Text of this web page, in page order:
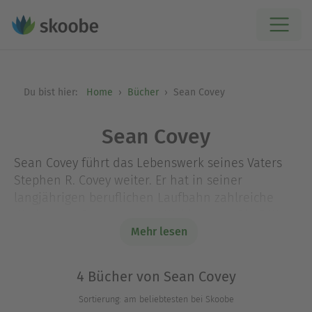
Du bist hier: Home Bücher Sean Covey
Sean Covey
Sean Covey führt das Lebenswerk seines Vaters
Stephen R. Covey weiter. Er hat in seiner
zur Effektivität gegeben und viele Videos und
persönlichen und beruflichen Gründen vertrauter
mit den 7 Wegen von Stephen R. Covey als sein
Sohn Sean. Sean Covey ist Präsident von
Mehr lesen
4 Bücher von Sean Covey
Sortierung: am beliebtesten bei Skoobe